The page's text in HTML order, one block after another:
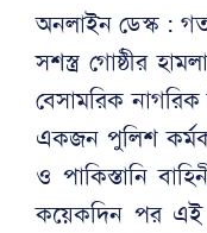
অনলাইন ডেস্ক : গত
সশস্ত্র গোষ্ঠীর
বেসামরিক
একজন পুলিশ
ও পাকিস্তানি
কয়েকদিন পর এই